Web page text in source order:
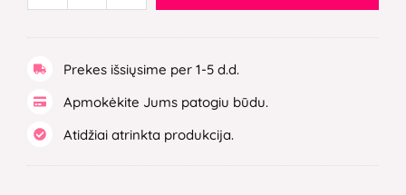
Prekes išsiųsime per 1-5 d.d.
Apmokėkite Jums patogiu būdu.
Atidžiai atrinkta produkcija.